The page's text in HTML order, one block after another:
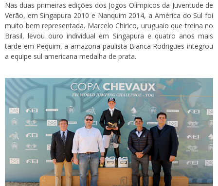
Nas duas primeiras edições dos Jogos Olímpicos da Juventude de
Verão, em Singapura 2010 e Nanquim 2014, a América do Sul foi
muito bem representada. Marcelo Chirico, uruguaio que treina no
Brasil, levou ouro individual em Singapura e quatro anos mais
tarde em Pequim, a amazona paulista Bianca Rodrigues integrou
a equipe sul americana medalha de prata.